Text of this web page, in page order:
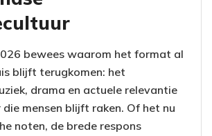
bewees waarom het format al
blijft terugkomen: het
drama en actuele relevantie
die mensen blijft raken. Of het nu
noten, de brede respons